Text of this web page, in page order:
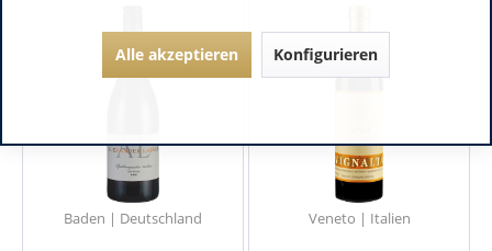
Baden | Deutschland Veneto | Italien
Alle akzeptieren Konfigurieren